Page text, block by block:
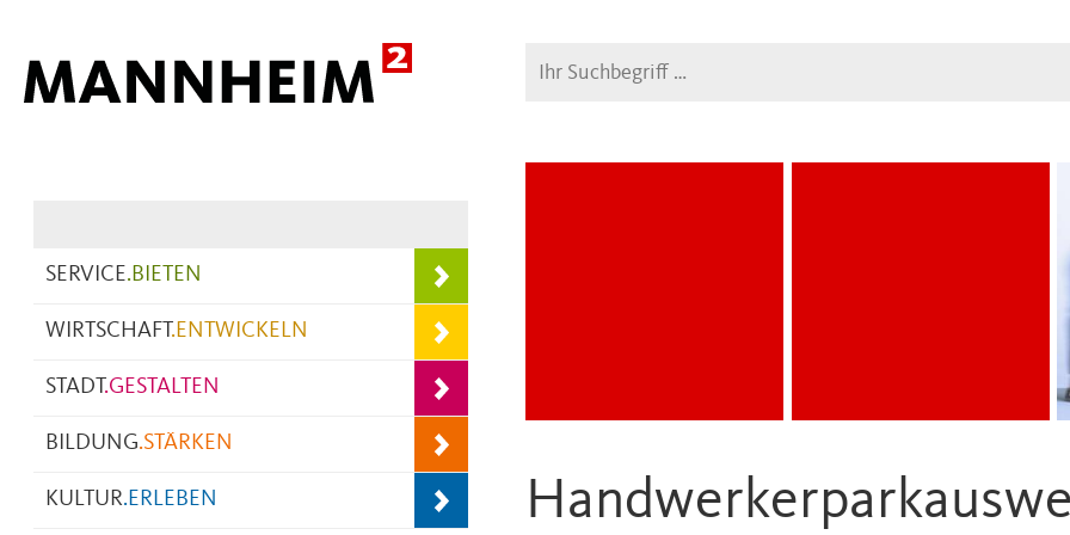
Suche
SERVICE.BIETEN
WIRTSCHAFT.ENTWICKELN
STADT.GESTALTEN
BILDUNG.STÄRKEN
KULTUR.ERLEBEN